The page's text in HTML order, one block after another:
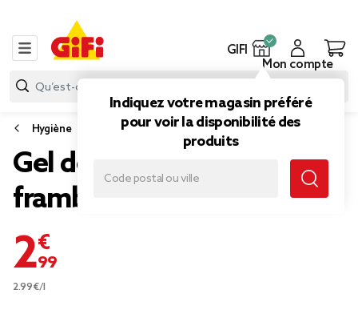
GIFI
Indiquez votre magasin préféré
pour voir la disponibilité des
produits
Mon compte
Hygiène
Gel douche Bluma
framboise 1L
2,99 €
2.99€/l